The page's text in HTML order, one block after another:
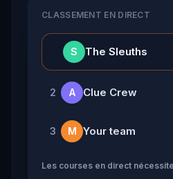
CLASSEMENT EN DIRECT
S The Sleuths
2 A Clue Crew
3 M Your team
Les courses en direct